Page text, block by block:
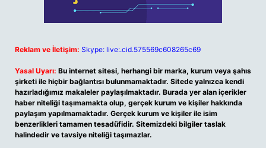
Reklam ve İletişim: Skype: live:.cid.575569c608265c69
Yasal Uyarı: Bu internet sitesi, herhangi bir marka, kurum veya şahıs
şirketi ile hiçbir bağlantısı bulunmamaktadır. Sitede yalnızca kendi
hazırladığımız makaleler paylaşılmaktadır. Burada yer alan içerikler
haber niteliği taşımamakta olup, gerçek kurum ve kişiler hakkında
paylaşım yapılmamaktadır. Gerçek kurum ve kişiler ile isim
benzerlikleri tamamen tesadüfidir. Sitemizdeki bilgiler taslak
halindedir ve tavsiye niteliği taşımazlar.